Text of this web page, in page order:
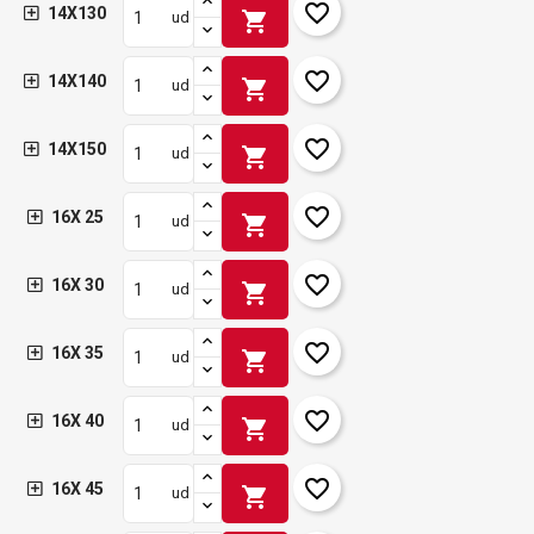
14X130 ud shopping_cart favorite_border
14X140 ud shopping_cart favorite_border
14X150 ud shopping_cart favorite_border
16X 25 ud shopping_cart favorite_border
16X 30 ud shopping_cart favorite_border
16X 35 ud shopping_cart favorite_border
16X 40 ud shopping_cart favorite_border
16X 45 ud shopping_cart favorite_border